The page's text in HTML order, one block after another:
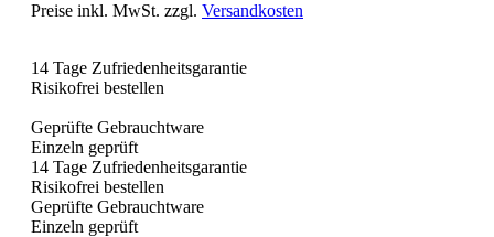
Preise inkl. MwSt. zzgl. Versandkosten
14 Tage Zufriedenheitsgarantie
Risikofrei bestellen
Geprüfte Gebrauchtware
Einzeln geprüft
14 Tage Zufriedenheitsgarantie
Risikofrei bestellen
Geprüfte Gebrauchtware
Einzeln geprüft